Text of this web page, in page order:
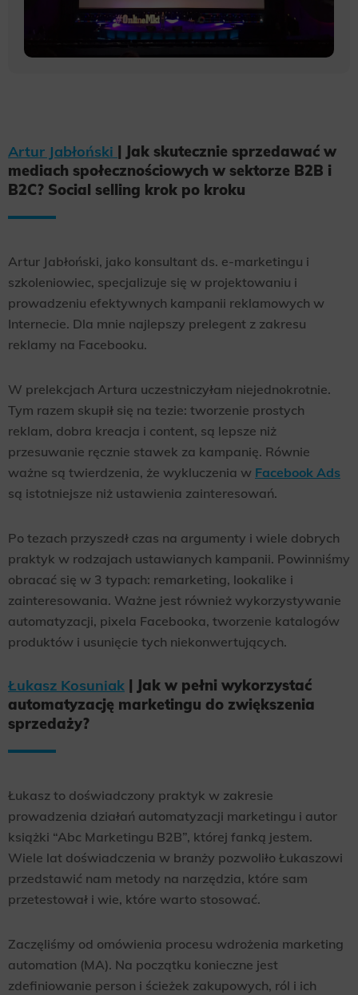
Artur Jabłoński | Jak skutecznie sprzedawać w
mediach społecznościowych w sektorze B2B i
B2C? Social selling krok po kroku
Artur Jabłoński, jako konsultant ds. e-marketingu i
szkoleniowiec, specjalizuje się w projektowaniu i
prowadzeniu efektywnych kampanii reklamowych w
Internecie. Dla mnie najlepszy prelegent z zakresu
reklamy na Facebooku.
W prelekcjach Artura uczestniczyłam niejednokrotnie.
Tym razem skupił się na tezie: tworzenie prostych
reklam, dobra kreacja i content, są lepsze niż
przesuwanie ręcznie stawek za kampanię. Równie
ważne są twierdzenia, że wykluczenia w Facebook Ads
są istotniejsze niż ustawienia zainteresowań.
Po tezach przyszedł czas na argumenty i wiele dobrych
praktyk w rodzajach ustawianych kampanii. Powinniśmy
obracać się w 3 typach: remarketing, lookalike i
zainteresowania. Ważne jest również wykorzystywanie
automatyzacji, pixela Facebooka, tworzenie katalogów
produktów i usunięcie tych niekonwertujących.
Łukasz Kosuniak | Jak w pełni wykorzystać
automatyzację marketingu do zwiększenia
sprzedaży?
Łukasz to doświadczony praktyk w zakresie
prowadzenia działań automatyzacji marketingu i autor
książki “Abc Marketingu B2B”, której fanką jestem.
Wiele lat doświadczenia w branży pozwoliło Łukaszowi
przedstawić nam metody na narzędzia, które sam
przetestował i wie, które warto stosować.
Zaczęliśmy od omówienia procesu wdrożenia marketing
automation (MA). Na początku konieczne jest
zdefiniowanie person i ścieżek zakupowych, ról i ich